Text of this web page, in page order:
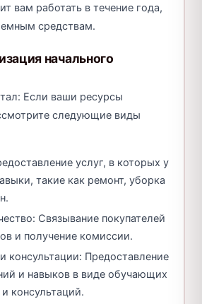
вам работать в течение года,
средствам.
начального
Если ваши ресурсы
следующие виды
услуг, в которых у
такие как ремонт, уборка
Связывание покупателей
и получение комиссии.
консультации: Предоставление
и навыков в виде обучающих
консультаций.